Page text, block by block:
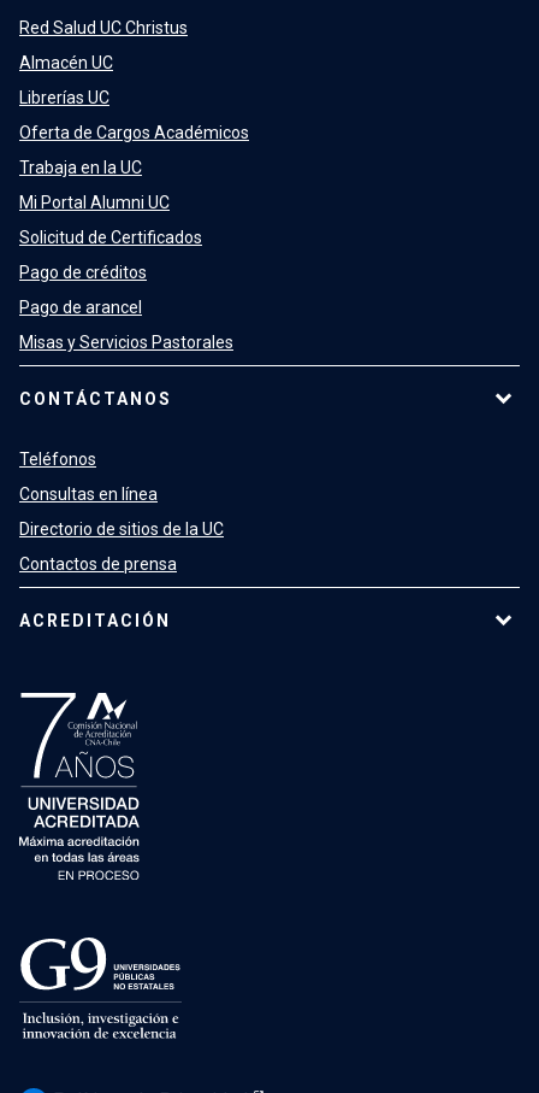
Red Salud UC Christus
Almacén UC
Librerías UC
Oferta de Cargos Académicos
Trabaja en la UC
Mi Portal Alumni UC
Solicitud de Certificados
Pago de créditos
Pago de arancel
Misas y Servicios Pastorales
CONTÁCTANOS
Teléfonos
Consultas en línea
Directorio de sitios de la UC
Contactos de prensa
ACREDITACIÓN